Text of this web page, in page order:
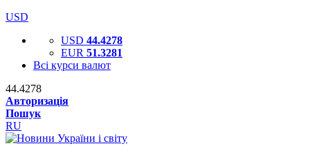
USD
USD 44.4278
EUR 51.3281
Всі курси валют
44.4278
Авторизація
Пошук
RU